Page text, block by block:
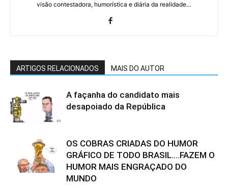
visão contestadora, humorística e diária da realidade…
ARTIGOS RELACIONADOS MAIS DO AUTOR
A façanha do candidato mais
desapoiado da República
OS COBRAS CRIADAS DO HUMOR
GRÁFICO DE TODO BRASIL….FAZEM O
HUMOR MAIS ENGRAÇADO DO
MUNDO